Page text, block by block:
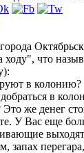
что
в колонию?
в
Это же денег
У Вас еще
запах